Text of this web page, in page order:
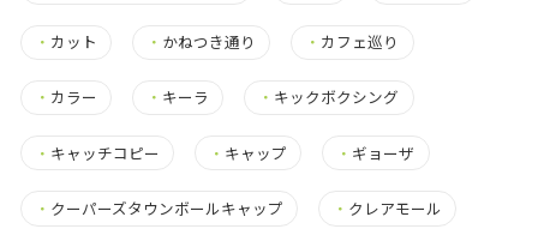
・ カット ・ かねつき通り ・ カフェ巡り
・ カラー ・ キーラ ・ キックボクシング
・ キャッチコピー ・ キャップ ・ ギョーザ
・ クーパーズタウンボールキャップ ・ クレアモール